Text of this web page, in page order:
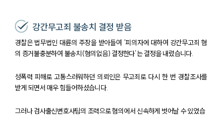
강간무고죄 불송치 결정 받음
경찰은 법무법인 대륜의 주장을 받아들여 ‘피의자에 대하여 강간무고죄 혐
의 증거불충분하여 불송치(혐의없음) 결정한다’는 결정을 내렸습니다.
성폭력 피해로 고통스러워하던 의뢰인은 무고죄로 다시 한 번 경찰조사를
받게 되면서 매우 힘들어하셨습니다.
그러나 검사출신변호사팀의 조력으로 혐의에서 신속하게 벗어날 수 있었습